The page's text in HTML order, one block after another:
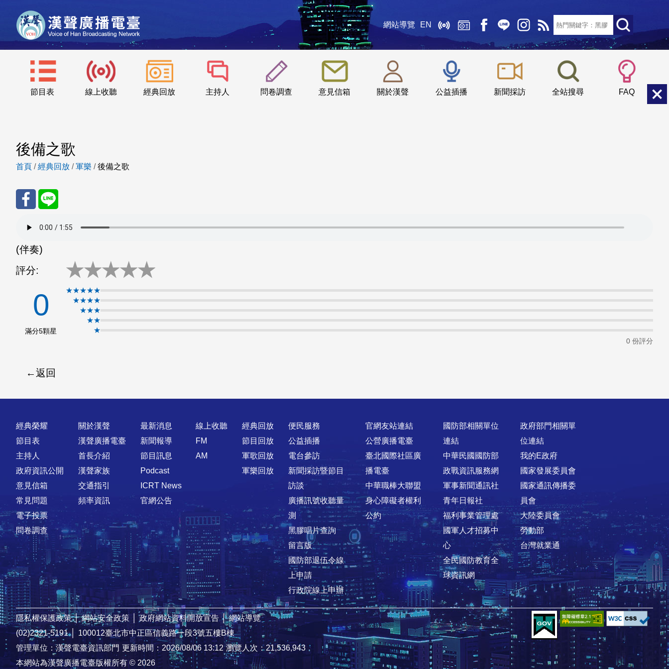
網站導覽 EN
節目表 線上收聽 經典回放 主持人 問卷調查 意見信箱 關於漢聲 公益插播 新聞採訪 全站搜尋 FAQ
::: 小 中
後備之歌
首頁 /經典回放 /軍樂 /後備之歌
分享
至
Fac
分享
至
(伴奏)
評分:
★★★★★
0
滿分5顆星
★★★★★
★★★★
★★★
★★
★
0 份評分
返回
快速連結
經典榮耀
節目表
主持人
政府資訊公開
意見信箱
常見問題
電子投票
問卷調查
關於漢聲
漢聲廣播電臺
首長介紹
漢聲家族
交通指引
頻率資訊
最新消息
新聞報導
節目訊息
Podcast
ICRT News
官網公告
線上收聽
FM
AM
經典回放
節目回放
軍歌回放
軍樂回放
便民服務
公益插播
電台參訪
新聞採訪暨節目
訪談
廣播訊號收聽量
測
黑膠唱片查詢
留言版
國防部退伍令線
上申請
行政院線上申辦
官網友站連結
公營廣播電臺
臺北國際社區廣
播電臺
中華職棒大聯盟
身心障礙者權利
公約
國防部相關單位
連結
中華民國國防部
政戰資訊服務網
軍事新聞通訊社
青年日報社
福利事業管理處
國軍人才招募中
心
全民國防教育全
球資訊網
政府部門相關單
位連結
我的E政府
國家發展委員會
國家通訊傳播委
員會
大陸委員會
勞動部
台灣就業通
隱私權保護政策 │ 網站安全政策 │ 政府網站資料開放宣告 │ 網站導覽
(02)2321-5191 │
100012臺北市中正區信義路一段3號五樓B棟
管理單位：漢聲電臺資訊部門 更新時間：2026/08/06 13:12 瀏覽人次：21,536,943
本網站為漢聲廣播電臺版權所有 © 2026